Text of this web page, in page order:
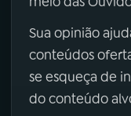
Sua opinião
conteúdos
se esqueça de
do conteúdo